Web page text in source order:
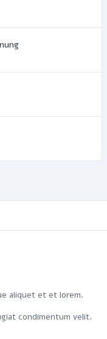
aliquet et et lorem.
condimentum velit.